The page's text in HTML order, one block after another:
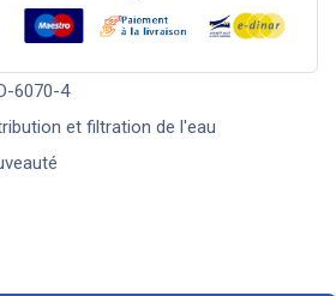
6070-4
et filtration de l'eau